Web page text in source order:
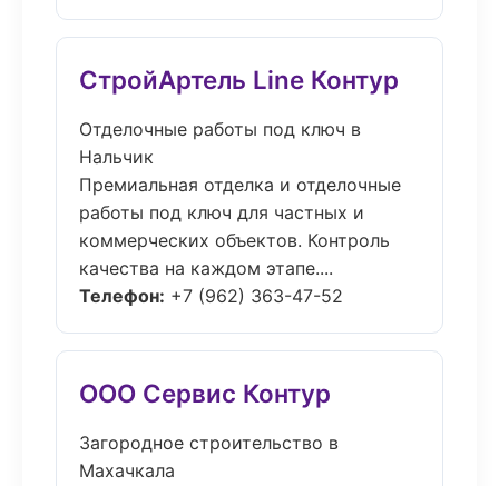
СтройАртель Line Контур
Отделочные работы под ключ в
Нальчик
Премиальная отделка и отделочные
работы под ключ для частных и
коммерческих объектов. Контроль
качества на каждом этапе....
Телефон: +7 (962) 363-47-52
ООО Сервис Контур
Загородное строительство в
Махачкала